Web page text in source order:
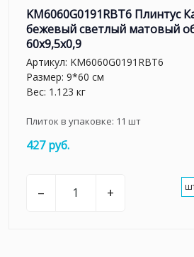
KM6060G0191RBT6 Плинтус
бежевый светлый матовый
60x9,5x0,9
Артикул: KM6060G0191RBT6
Размер: 9*60 см
Вес: 1.123 кг
Плиток в упаковке: 11 шт
427 руб.
– +